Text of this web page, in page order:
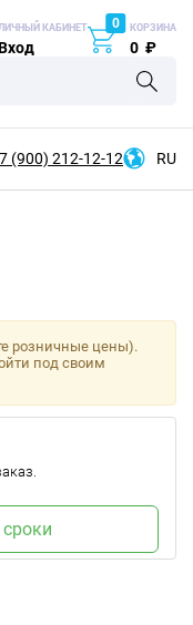
КАБИНЕТ 0 КОРЗИНА
0 ₽
(900) 212-12-12 RU
розничные цены).
под своим